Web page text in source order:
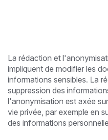
La rédaction et
impliquent de modifier les
informations sensibles. La
suppression des
l'anonymisation est axée
vie privée, par exemple en
des informations